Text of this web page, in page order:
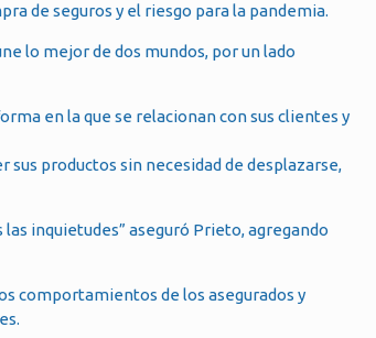
de seguros y el riesgo para la pandemia.
lo mejor de dos mundos, por un lado
en la que se relacionan con sus clientes y
productos sin necesidad de desplazarse,
inquietudes” aseguró Prieto, agregando
comportamientos de los asegurados y